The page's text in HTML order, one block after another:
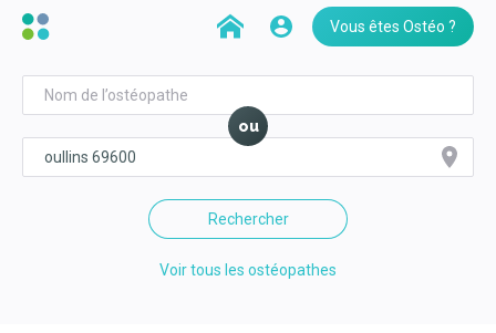
Vous êtes Ostéo ?
ou
Rechercher
Voir tous les ostéopathes